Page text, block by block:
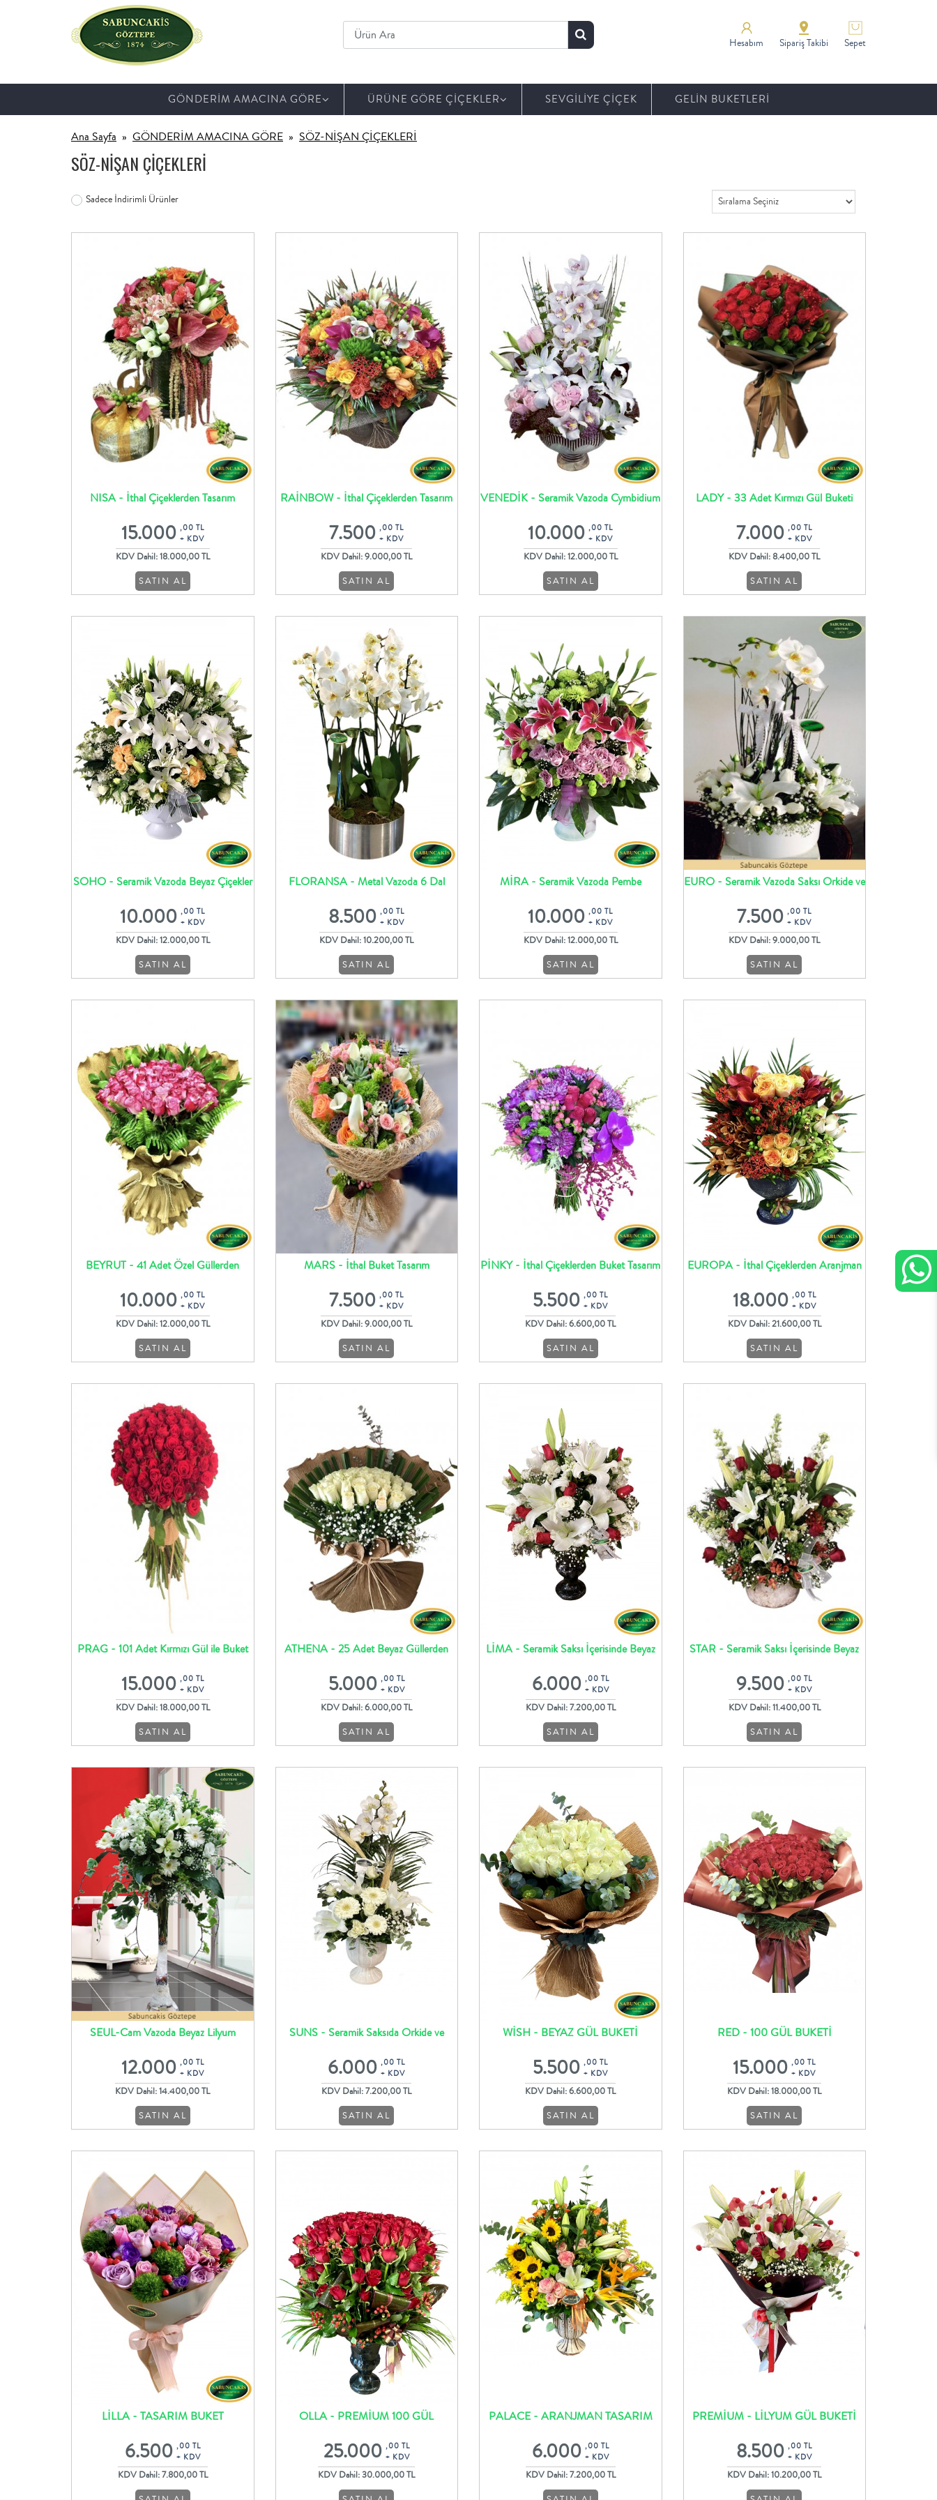
Hesabım Sipariş Takibi Sepet
GÖNDERİM AMACINA GÖRE ÜRÜNE GÖRE ÇİÇEKLER SEVGİLİYE ÇİÇEK GELİN BUKETLERİ
Ana Sayfa GÖNDERİM AMACINA GÖRE SÖZ-NİŞAN ÇİÇEKLERİ
SÖZ-NİŞAN ÇİÇEKLERİ
Sadece İndirimli Ürünler
NISA - İthal Çiçeklerden Tasarım
15.000 ,00 TL
+ KDV
KDV Dahil: 18.000,00 TL
SATIN AL
RAİNBOW - İthal Çiçeklerden Tasarım
7.500 ,00 TL
+ KDV
KDV Dahil: 9.000,00 TL
SATIN AL
VENEDİK - Seramik Vazoda Cymbidium
10.000 ,00 TL
+ KDV
KDV Dahil: 12.000,00 TL
SATIN AL
LADY - 33 Adet Kırmızı Gül Buketi
7.000 ,00 TL
+ KDV
KDV Dahil: 8.400,00 TL
SATIN AL
SOHO - Seramik Vazoda Beyaz Çiçekler
10.000 ,00 TL
+ KDV
KDV Dahil: 12.000,00 TL
SATIN AL
FLORANSA - Metal Vazoda 6 Dal
8.500 ,00 TL
+ KDV
KDV Dahil: 10.200,00 TL
SATIN AL
MİRA - Seramik Vazoda Pembe
10.000 ,00 TL
+ KDV
KDV Dahil: 12.000,00 TL
SATIN AL
EURO - Seramik Vazoda Saksı Orkide ve
7.500 ,00 TL
+ KDV
KDV Dahil: 9.000,00 TL
SATIN AL
BEYRUT - 41 Adet Özel Güllerden
10.000 ,00 TL
+ KDV
KDV Dahil: 12.000,00 TL
SATIN AL
MARS - İthal Buket Tasarım
7.500 ,00 TL
+ KDV
KDV Dahil: 9.000,00 TL
SATIN AL
PİNKY - İthal Çiçeklerden Buket Tasarım
5.500 ,00 TL
+ KDV
KDV Dahil: 6.600,00 TL
SATIN AL
EUROPA - İthal Çiçeklerden Aranjman
18.000 ,00 TL
+ KDV
KDV Dahil: 21.600,00 TL
SATIN AL
PRAG - 101 Adet Kırmızı Gül ile Buket
15.000 ,00 TL
+ KDV
KDV Dahil: 18.000,00 TL
SATIN AL
ATHENA - 25 Adet Beyaz Güllerden
5.000 ,00 TL
+ KDV
KDV Dahil: 6.000,00 TL
SATIN AL
LİMA - Seramik Saksı İçerisinde Beyaz
6.000 ,00 TL
+ KDV
KDV Dahil: 7.200,00 TL
SATIN AL
STAR - Seramik Saksı İçerisinde Beyaz
9.500 ,00 TL
+ KDV
KDV Dahil: 11.400,00 TL
SATIN AL
SEUL-Cam Vazoda Beyaz Lilyum
12.000 ,00 TL
+ KDV
KDV Dahil: 14.400,00 TL
SATIN AL
SUNS - Seramik Saksıda Orkide ve
6.000 ,00 TL
+ KDV
KDV Dahil: 7.200,00 TL
SATIN AL
WİSH - BEYAZ GÜL BUKETİ
5.500 ,00 TL
+ KDV
KDV Dahil: 6.600,00 TL
SATIN AL
RED - 100 GÜL BUKETİ
15.000 ,00 TL
+ KDV
KDV Dahil: 18.000,00 TL
SATIN AL
LİLLA - TASARIM BUKET
6.500 ,00 TL
+ KDV
KDV Dahil: 7.800,00 TL
OLLA - PREMİUM 100 GÜL
25.000 ,00 TL
+ KDV
KDV Dahil: 30.000,00 TL
PALACE - ARANJMAN TASARIM
6.000 ,00 TL
+ KDV
KDV Dahil: 7.200,00 TL
PREMİUM - LİLYUM GÜL BUKETİ
8.500 ,00 TL
+ KDV
KDV Dahil: 10.200,00 TL